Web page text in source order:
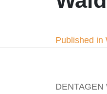
Published in
DENTAGEN